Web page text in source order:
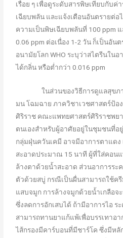
เรื่อย ๆ เพื่อดูระดับสารพิษเทียบกับ
เฉียบพลัน และแจ้งเตือนอันตรายต่อ
ความเป็นพิษเฉียบพลันที่ 100 ppm
0.06 ppm ต่อเนื่อง 1-2 วัน ก็เป็นอัน
อนามัยโลก WHO ระบุว่าสไตรีนใน
ได้กลิ่น หรือต่ำกว่า 0.016 ppm
ในส่วนของวิธีการดูแลสุขภาพ
มน โฉมฉาย ภาควิชาเวชศาสตร์ป้อ
ศิริราช คณะแพทยศาสตร์ศิริราชพย
ตนเองสำหรับผู้อาศัยอยู่ในชุมชนที่อ
กลุ่มฝุ่นควันเคมี อาจมีอาการตาแด
สะอาดประมาณ 15 นาที ผู้ที่ใส่คอน
ล้างตาด้วยน้ำสะอาด ส่วนอาการระ
ตัวด้วยสบู่ กรณีเป็นผื่นสามารถใช้ค
แสบจมูก การล้างจมูกด้วยน้ำเกลือ
ซึ่งลดการอักเสบได้ ถ้ามีอาการไอ ร
สามารถทานยาแก้แพ้เพื่อบรรเทาอา
ไส้กรองมีคาร์บอนที่มีชาร์โค ซึ่งมีหลั